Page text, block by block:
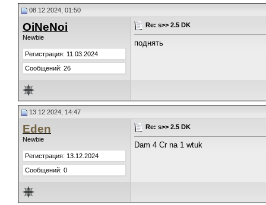
08.12.2024, 01:50
OiNeNoi
Newbie
Регистрация: 11.03.2024
Сообщений: 26
Re: s>> 2.5 DK
поднять
13.12.2024, 14:47
Eden
Newbie
Регистрация: 13.12.2024
Сообщений: 0
Re: s>> 2.5 DK
Dam 4 Cr na 1 wtuk